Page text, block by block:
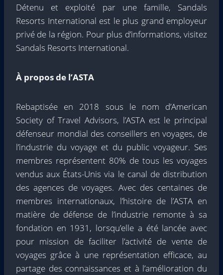
Détenu et exploité par une famille, Sandals
Resorts International est le plus grand employeur
privé de la région. Pour plus d’informations, visitez
Sandals Resorts International.
À propos de l’ASTA
Rebaptisée en 2018 sous le nom d’American
Society of Travel Advisors, l’ASTA est le principal
défenseur mondial des conseillers en voyages, de
l’industrie du voyage et du public voyageur. Ses
membres représentent 80% de tous les voyages
vendus aux États-Unis via le canal de distribution
des agences de voyages. Avec des centaines de
membres internationaux, l’histoire de l’ASTA en
matière de défense de l’industrie remonte à sa
fondation en 1931, lorsqu’elle a été lancée avec
pour mission de faciliter l’activité de vente de
voyages grâce à une représentation efficace, au
partage des connaissances et à l’amélioration du